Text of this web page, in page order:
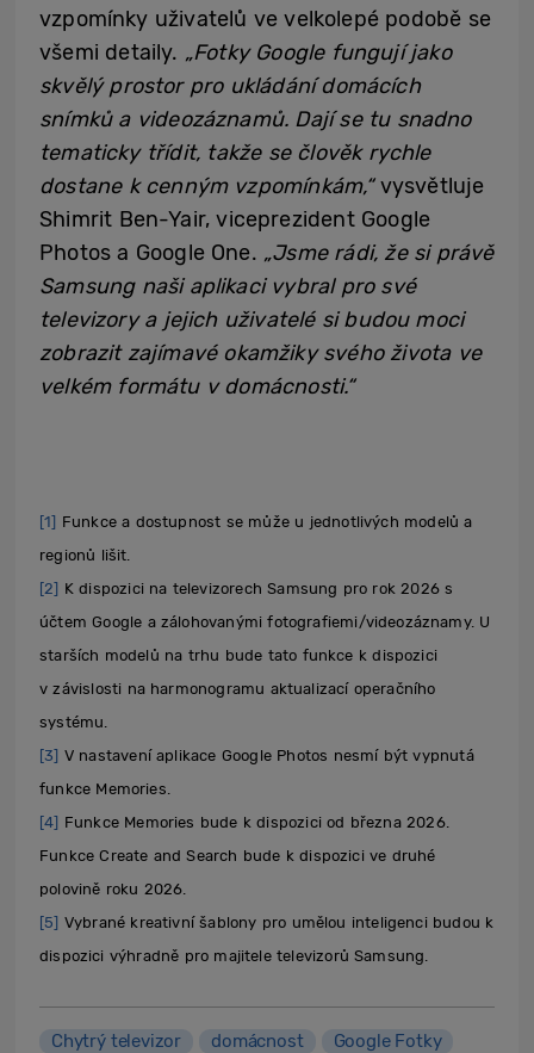
vzpomínky uživatelů ve velkolepé podobě se
všemi detaily. „Fotky Google fungují jako
skvělý prostor pro ukládání domácích
snímků a videozáznamů. Dají se tu snadno
tematicky třídit, takže se člověk rychle
dostane k cenným vzpomínkám,“vysvětluje
Shimrit Ben-Yair, viceprezident Google
Photos a Google One. „Jsme rádi, že si právě
Samsung naši aplikaci vybral pro své
televizory a jejich uživatelé si budou moci
zobrazit zajímavé okamžiky svého života ve
velkém formátu v domácnosti.“
[1] Funkce a dostupnost se může u jednotlivých modelů a
regionů lišit.
[2] K dispozici na televizorech Samsung pro rok 2026 s
účtem Google a zálohovanými fotografiemi/videozáznamy. U
starších modelů na trhu bude tato funkce k dispozici
v závislosti na harmonogramu aktualizací operačního
systému.
[3] V nastavení aplikace Google Photos nesmí být vypnutá
funkce Memories.
[4] Funkce Memories bude k dispozici od března 2026.
Funkce Create and Search bude k dispozici ve druhé
polovině roku 2026.
[5] Vybrané kreativní šablony pro umělou inteligenci budou k
dispozici výhradně pro majitele televizorů Samsung.
Chytrý televizor domácnost
Google Fotky